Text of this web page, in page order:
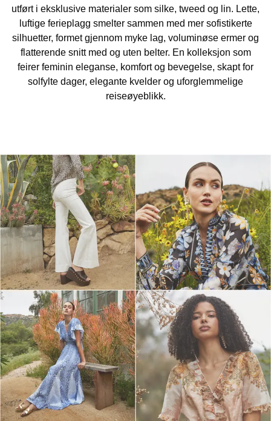
utført i eksklusive materialer som silke, tweed og lin. Lette,
luftige ferieplagg smelter sammen med mer sofistikerte
silhuetter, formet gjennom myke lag, voluminøse ermer og
flatterende snitt med og uten belter. En kolleksjon som
feirer feminin eleganse, komfort og bevegelse, skapt for
solfylte dager, elegante kvelder og uforglemmelige
reiseøyeblikk.